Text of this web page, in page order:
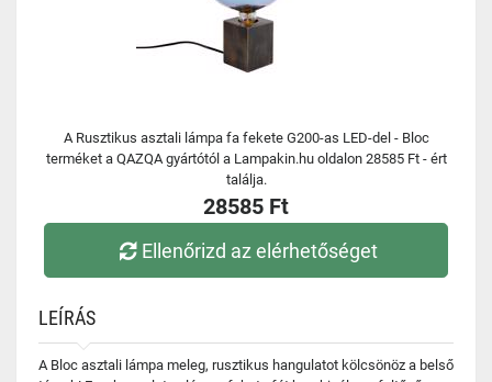
A Rusztikus asztali lámpa fa fekete G200-as LED-del - Bloc
terméket a QAZQA gyártótól a Lampakin.hu oldalon 28585 Ft - ért
találja.
28585 Ft
Ellenőrizd az elérhetőséget
LEÍRÁS
A Bloc asztali lámpa meleg, rusztikus hangulatot kölcsönöz a belső